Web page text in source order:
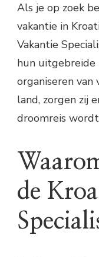
Als je op zoek
vakantie in
Vakantie
hun uitgebreide
organiseren van
land, zorgen zij
droomreis
de